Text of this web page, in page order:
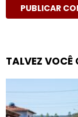
TALVEZ VOCÊ